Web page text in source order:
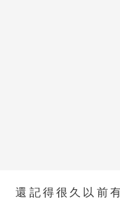
還記得很久以前